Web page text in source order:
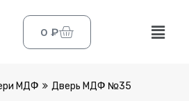
0 ₽
МДФ Дверь МДФ №35